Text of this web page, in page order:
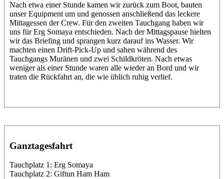
Nach etwa einer Stunde kamen wir zurück zum Boot, bauten
unser Equipment um und genossen anschließend das leckere
Mittagessen der Crew. Für den zweiten Tauchgang haben wir
uns für Erg Somaya entschieden. Nach der Mittagspause hielten
wir das Briefing und sprangen kurz darauf ins Wasser. Wir
machten einen Drift-Pick-Up und sahen während des
Tauchgangs Muränen und zwei Schildkröten. Nach etwas
weniger als einer Stunde waren alle wieder an Bord und wir
traten die Rückfahrt an, die wie üblich ruhig verlief.
Ganztagesfahrt
Tauchplatz 1: Erg Somaya
Tauchplatz 2: Giftun Ham Ham